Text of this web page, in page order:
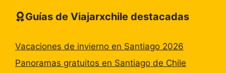
Guías de Viajarxchile destacadas
Vacaciones de invierno en Santiago 2026
Panoramas gratuitos en Santiago de Chile